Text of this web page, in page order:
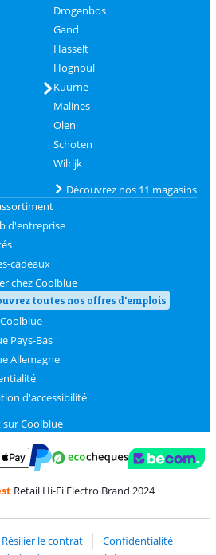
Drogenbos
Gand
Hasselt
Hognoul
Kuurne
Malines
Olen
Schoten
Wilrijk
Découvrez nos 11 magasins
d'entreprise
cadeaux
chez Coolblue
toutes nos offres d'emplois
Pays-Bas
Allemagne
d'accessibilité
sur Coolblue
et Visa via ClickToPay
Retail Hi-Fi Electro Brand 2024
Résilier le contrat
Confidentialité